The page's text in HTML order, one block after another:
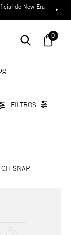
de New Era
0
SNAP